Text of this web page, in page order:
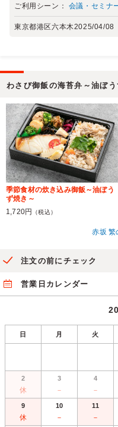
ご利用シーン： 会議・セミナ
東京都港区六本木2025/04/08
わさび御飯の海苔弁～油ぼ
季節食材の炊き込み御飯～油ぼう
ず焼き～
1,720円
（税込）
赤坂 繁
注文の前にチェック
営業日カレンダー
日 月 火
2
休
3
－
4
－
9
休
10
－
11
－